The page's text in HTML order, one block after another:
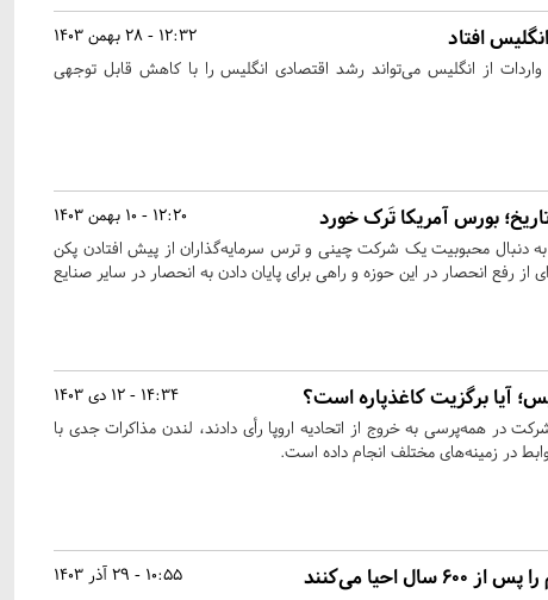
12:32 - 28 بهمن 1403 افتاد
بر واردات از انگلیس می‌تواند رشد اقتصادی انگلیس را با کاهش قابل توجهی
12:20 - 10 بهمن 1403 بورس آمریکا تَرک خورد
دنبال محبوبیت یک شرکت چینی و ترس سرمایه‌گذاران از پیش افتادن پکن
از رفع انحصار در این حوزه و راهی برای پایان دادن به انحصار در سایر صنایع
14:34 - 12 دی 1403 آیا برگزیت کاغذ‌پاره است؟
در همه‌پرسی به خروج از اتحادیه اروپا رأی دادند، لندن مذاکرات جدی با
در زمینه‌های مختلف انجام داده است.
10:55 - 29 آذر 1403 احیا می‌کنند